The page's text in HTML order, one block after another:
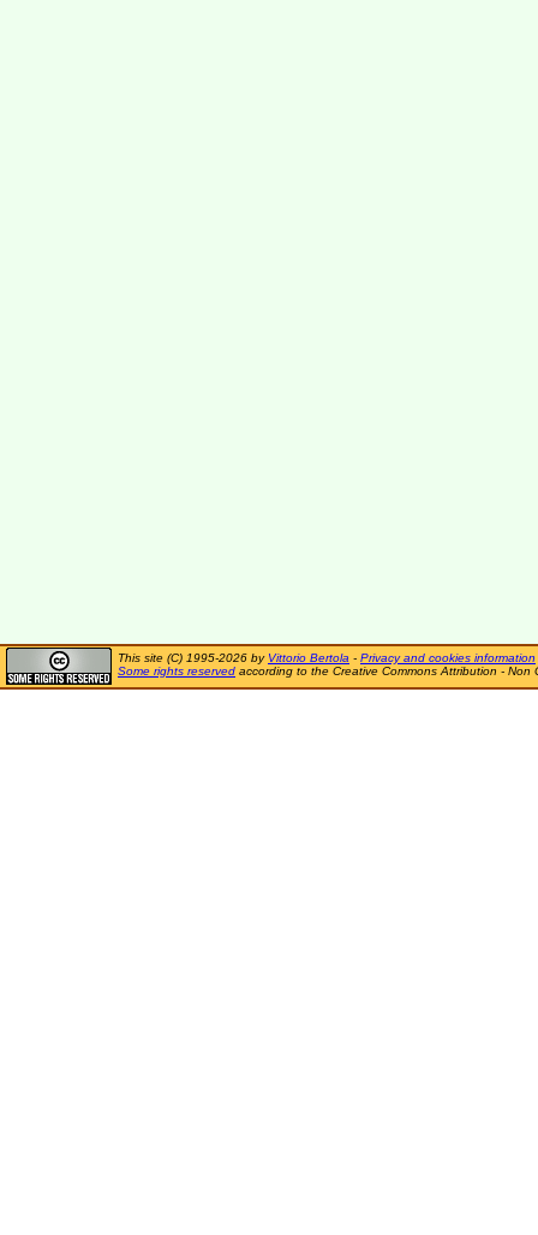
This site (C) 1995-2026 by Vittorio Bertola - Privacy and cookies information
Some rights reserved according to the Creative Commons Attribution - Non